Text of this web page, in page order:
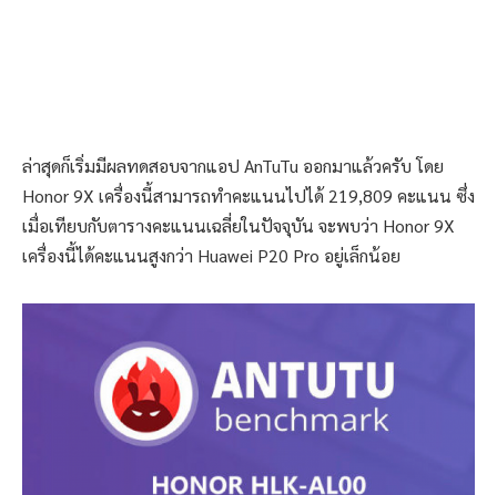
ล่าสุดก็เริ่มมีผลทดสอบจากแอป AnTuTu ออกมาแล้วครับ โดย
Honor 9X เครื่องนี้สามารถทำคะแนนไปได้ 219,809 คะแนน ซึ่ง
เมื่อเทียบกับตารางคะแนนเฉลี่ยในปัจจุบัน จะพบว่า Honor 9X
เครื่องนี้ได้คะแนนสูงกว่า Huawei P20 Pro อยู่เล็กน้อย